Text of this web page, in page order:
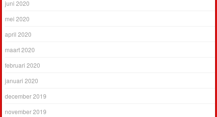
juni 2020
mei 2020
april 2020
maart 2020
februari 2020
januari 2020
december 2019
november 2019